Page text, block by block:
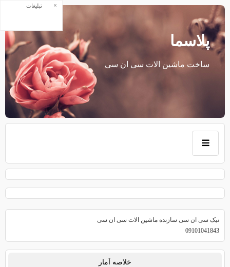
پلاسما
ساخت ماشین الات سی ان سی
نیک سی ان سی سازنده ماشین الات سی ان سی
09101041843
خلاصه آمار
تبلیغات ×